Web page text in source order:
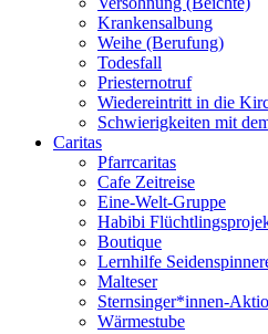
Krankensalbung
Weihe (Berufung)
Todesfall
Priesternotruf
Wiedereintritt in die
Schwierigkeiten mit
Caritas
Pfarrcaritas
Cafe Zeitreise
Eine-Welt-Gruppe
Habibi
Boutique
Lernhilfe
Malteser
Sternsinger*innen-
Wärmestube